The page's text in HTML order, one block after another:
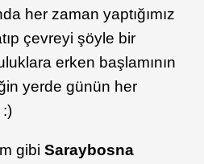
her zaman yaptığımız
çevreyi şöyle bir
erken başlamının
yerde günün her
gibi Saraybosna